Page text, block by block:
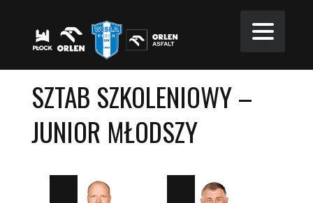
SZTAB SZKOLENIOWY –
JUNIOR MŁODSZY